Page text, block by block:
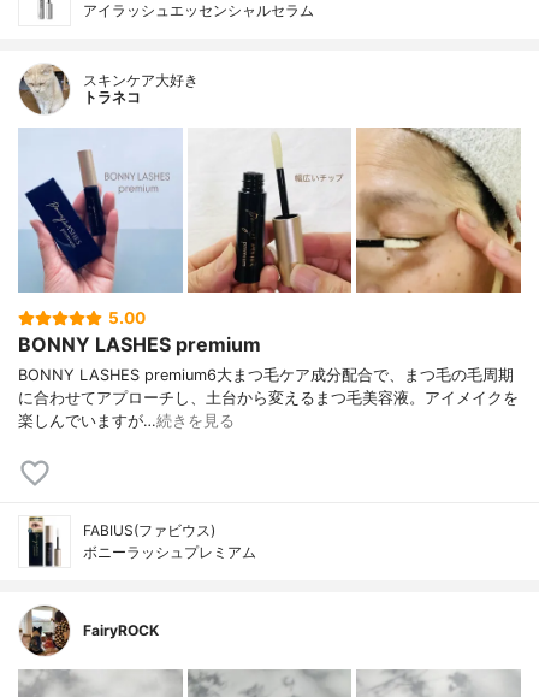
アイラッシュエッセンシャルセラム
スキンケア大好き
トラネコ
5.00
BONNY LASHES premium
BONNY LASHES premium6大まつ毛ケア成分配合で、まつ毛の毛周期
に合わせてアプローチし、土台から変えるまつ毛美容液。アイメイクを
楽しんでいますが…続きを見る
FABIUS(ファビウス)
ボニーラッシュプレミアム
FairyROCK